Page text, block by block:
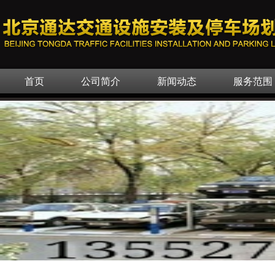
首页 公司简介 新闻动态 服务范围